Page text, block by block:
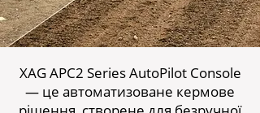
XAG APC2 Series AutoPilot Console
— це автоматизоване кермове